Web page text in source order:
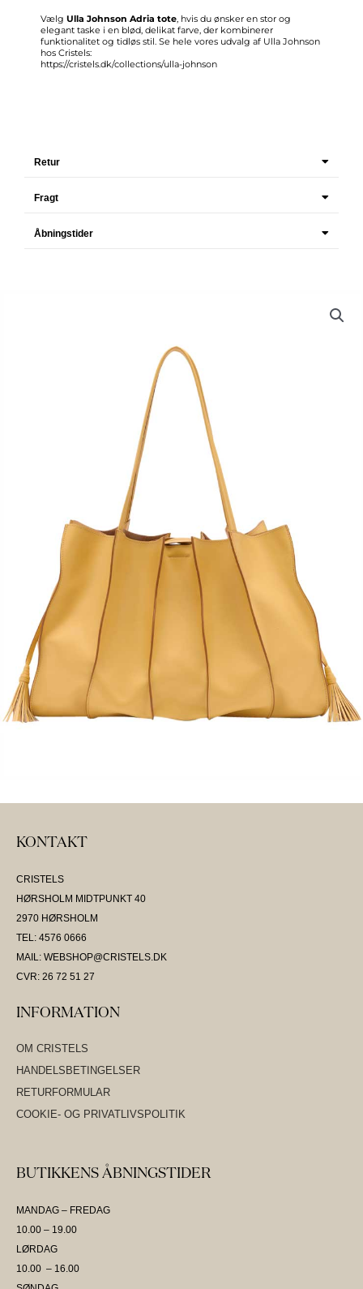
Vælg Ulla Johnson Adria tote, hvis du ønsker en stor og
elegant taske i en blød, delikat farve, der kombinerer
funktionalitet og tidløs stil. Se hele vores udvalg af Ulla Johnson
hos Cristels:
https://cristels.dk/collections/ulla-johnson
Retur
Fragt
Åbningstider
KONTAKT
CRISTELS
HØRSHOLM MIDTPUNKT 40
2970 HØRSHOLM
TEL: 4576 0666
MAIL: WEBSHOP@CRISTELS.DK
CVR: 26 72 51 27
INFORMATION
OM CRISTELS
HANDELSBETINGELSER
RETURFORMULAR
COOKIE- OG PRIVATLIVSPOLITIK
BUTIKKENS ÅBNINGSTIDER
MANDAG – FREDAG
10.00 – 19.00
LØRDAG
10.00 – 16.00